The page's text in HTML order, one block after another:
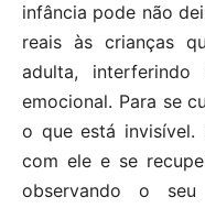
infância pode não
reais às crianças
adulta,
emocional. Para se
o que está invisível.
com ele e se
observando o